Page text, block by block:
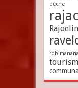
pêche
robimanana